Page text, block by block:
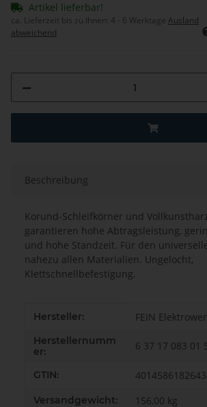
Artikel lieferbar!
ca. Lieferzeit bis zu Ihnen: 4 - 6 Werktage Ausland
abweichend
Beschreibung
Korund-Schleifkörner und
garantieren hohe Abtragsleistung,
und hohe Standzeit. Für den
nahezu allen Materialien. Ungelocht,
Klettschnellbefestigung.
Produkteigenschaft
Wert
Hersteller: FEIN
Herstellernumm
er:
6 37 17 083 01
GTIN: 4014586182643
Versandgewicht: 156,00 kg